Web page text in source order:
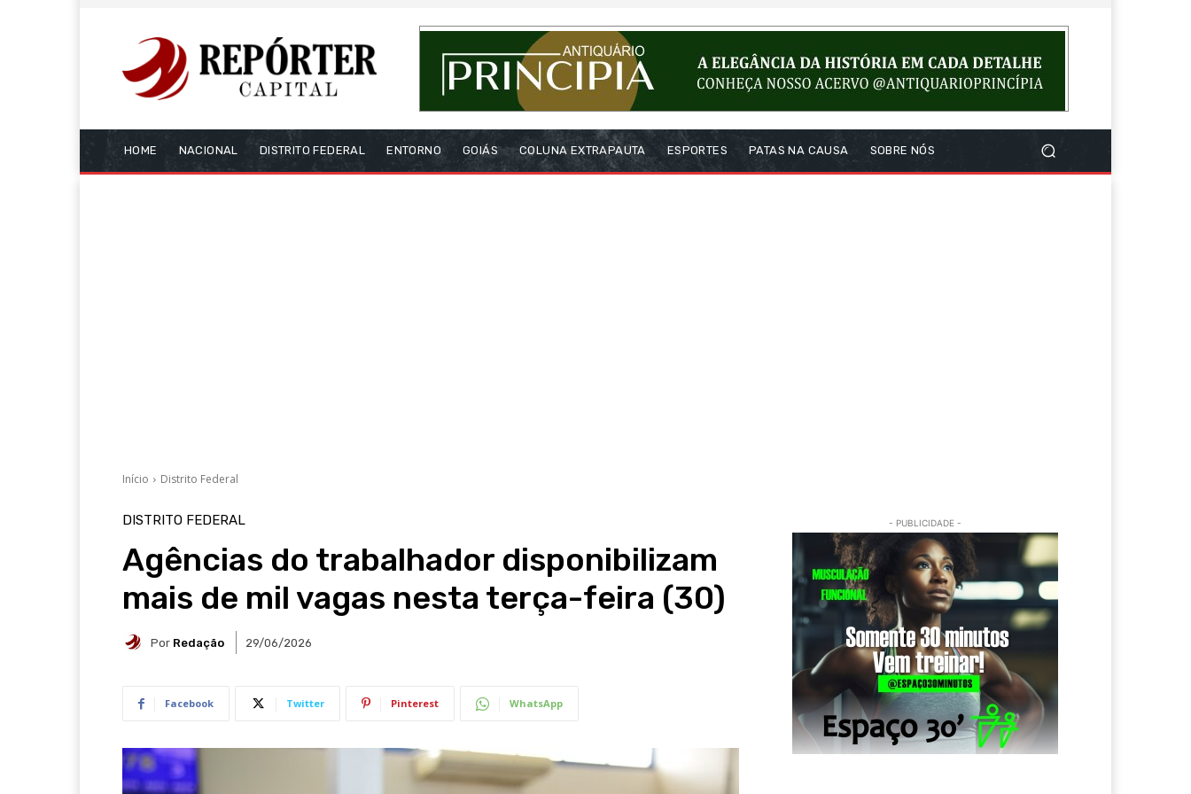
HOME NACIONAL DISTRITO FEDERAL ENTORNO GOIÁS COLUNA EXTRAPAUTA ESPORTES PATAS NA CAUSA SOBRE NÓS
Início Distrito Federal
DISTRITO FEDERAL
Agências do trabalhador disponibilizam
mais de mil vagas nesta terça-feira (30)
Por Redação 29/06/2026
Facebook Twitter Pinterest WhatsApp
- PUBLICIDADE -